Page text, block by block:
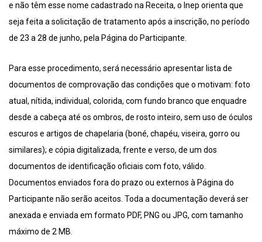
e não têm esse nome cadastrado na Receita, o Inep orienta que
seja feita a solicitação de tratamento após a inscrição, no período
de 23 a 28 de junho, pela Página do Participante.
Para esse procedimento, será necessário apresentar lista de
documentos de comprovação das condições que o motivam: foto
atual, nítida, individual, colorida, com fundo branco que enquadre
desde a cabeça até os ombros, de rosto inteiro, sem uso de óculos
escuros e artigos de chapelaria (boné, chapéu, viseira, gorro ou
similares); e cópia digitalizada, frente e verso, de um dos
documentos de identificação oficiais com foto, válido.
Documentos enviados fora do prazo ou externos à Página do
Participante não serão aceitos. Toda a documentação deverá ser
anexada e enviada em formato PDF, PNG ou JPG, com tamanho
máximo de 2 MB.